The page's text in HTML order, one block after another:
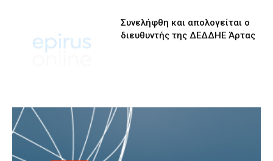
Συνελήφθη και απολογείται ο
διευθυντής της ΔΕΔΔΗΕ Άρτας